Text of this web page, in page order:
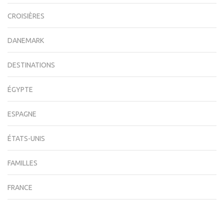
CROISIÈRES
DANEMARK
DESTINATIONS
ÉGYPTE
ESPAGNE
ÉTATS-UNIS
FAMILLES
FRANCE